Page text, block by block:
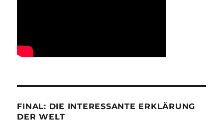
FINAL: DIE INTERESSANTE ERKLÄRUNG
DER WELT